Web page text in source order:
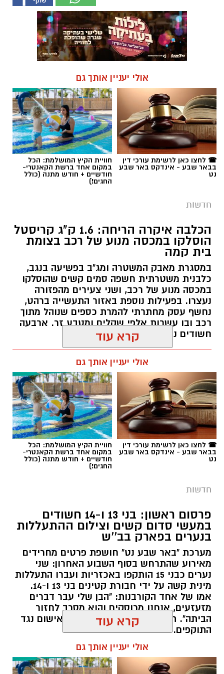
☎ לחצו כאן לרשימת עורכי דין חוויית הקיץ המושלמת: הכל
חודשיים + חודש מתנה (כולל
החגים!)
חדשות
הכלבה איקרה הריחה: 1.6 ק"ג קריסטל
הוסלקו במכסה מנוע של רכב בצומת
בית קמה
במסגרת מאבק המשטרה ומג"ב בפשיעה בנגב,
כלבנית משטרתית חשפה סמים קשים שהוסלקו
נעצרו. בפעילות נוספת באזור התעשייה ברהט,
רכב ובו עשרות אלפי שקלים ומטבע זר. ארבעה
חשודים נעצרו בסך הכל.
רותם שרון / 19:00 06.08.26
תגים:משטרה
מג"ב ממשיכים להנחית מכות על תשתיות
הפשיעה בנגב, עם שתי תפיסות משמעותיות
ביממות האחרונות. במסגרת פעילות סמויה
שנערכה על ידי כוחות מג"ב יחד עם שוטרי ימ"ר
דרום, אותר רכב חשוד בצומת בית קמה.
בחיפוש שנערך ברכב, בעזרתה של הכלבה
המשטרתית "איקרה", אותר שלל רב: במכסה
המנוע ובגב המושבים האחוריים הוסלקו לא פחות
מ-1.6 ק"ג של חומר החשוד כסם קשה מסוג
קריסטל. הרכב הוחרם במקום, ושני יושביו, צעירים
בני 22 תושבי הפזורה הבדואית, נעצרו מיד והועברו
קרא עוד
אולי יעניין אותך גם
☎ לחצו כאן לרשימת עורכי דין
בבאר שבע - אינדקס באר שבע
חוויית הקיץ המושלמת: הכל
במקום אחד ברשת הקאנטרי-
חודשיים + חודש מתנה (כולל
החגים!)
חדשות
פרסום ראשון: בני 13 ו-14 חשודים
במעשי סדום קשים וצילום ההתעללות
בנערים בפארק בב''ש
מערכת "באר שבע נט" חושפת פרטים מחרידים
מאירוע שהתרחש בסוף השבוע האחרון: שני
אמו של אחד הקורבנות: "הבן שלי עבר דברים
הביתה". תוך ימים ספורים: צפוי כתב אישום נגד
התוקפים.
רותם שרון / 15:41 06.08.26
תגים:משטרה מעשי סדום, התעללות
קרא עוד
אולי יעניין אותך גם
☎ לחצו כאן לרשימת עורכי דין
בבאר שבע - אינדקס באר שבע
חוויית הקיץ המושלמת: הכל
במקום אחד ברשת הקאנטרי-
חודשיים + חודש מתנה (כולל
החגים!)